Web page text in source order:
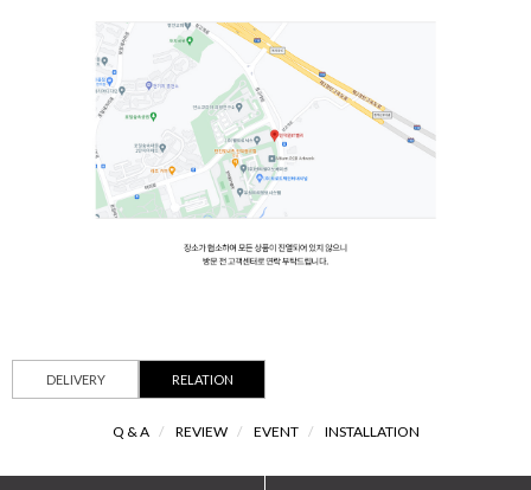
DELIVERY RELATION
Q & A / REVIEW / EVENT / INSTALLATION